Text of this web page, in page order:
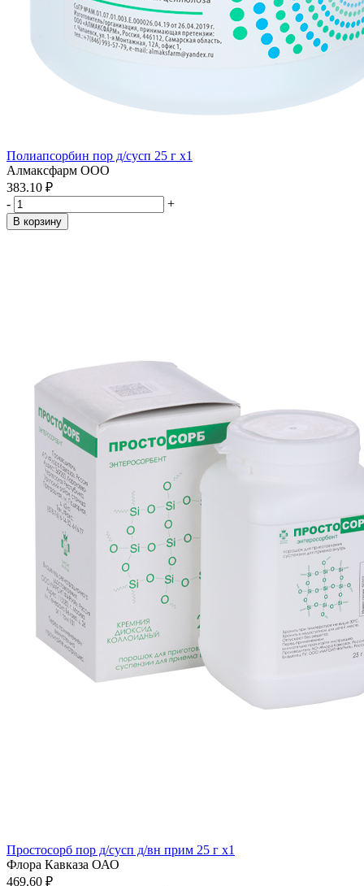
Полиапсорбин пор д/сусп 25 г x1
Алмаксфарм ООО
383.10 ₽
-
+
В корзину
Простосорб пор д/сусп д/вн прим 25 г x1
Флора Кавказа ОАО
469.60 ₽